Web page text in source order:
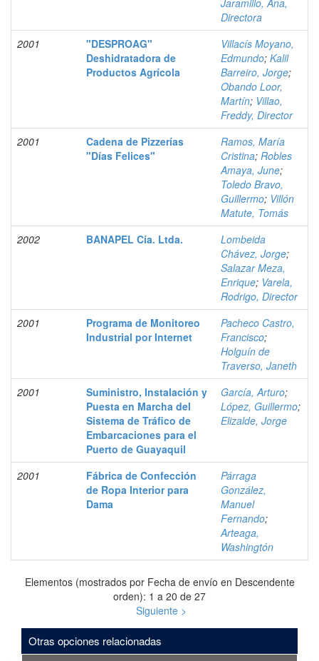
Jaramillo, Ana,
Directora
2001
"DESPROAG"
Deshidratadora de
Productos Agrícola
Villacís Moyano,
Edmundo; Kalil
Barreiro, Jorge;
Obando Loor,
Martín; Villao,
Freddy, Director
2001
Cadena de Pizzerías
"Días Felices"
Ramos, María
Cristina; Robles
Amaya, June;
Toledo Bravo,
Guillermo; Villón
Matute, Tomás
2002
BANAPEL Cía. Ltda.
Lombeida
Chávez, Jorge;
Salazar Meza,
Enrique; Varela,
Rodrigo, Director
2001
Programa de Monitoreo
Industrial por Internet
Pacheco Castro,
Francisco;
Holguín de
Traverso, Janeth
2001
Suministro, Instalación y
Puesta en Marcha del
Sistema de Tráfico de
Embarcaciones para el
Puerto de Guayaquil
García, Arturo;
López, Guillermo;
Elizalde, Jorge
2001
Fábrica de Confección
de Ropa Interior para
Dama
Párraga
González,
Manuel
Fernando;
Arteaga,
Washingtón
Elementos (mostrados por Fecha de envío en Descendente
orden): 1 a 20 de 27
Siguiente >
Otras opciones relacionadas